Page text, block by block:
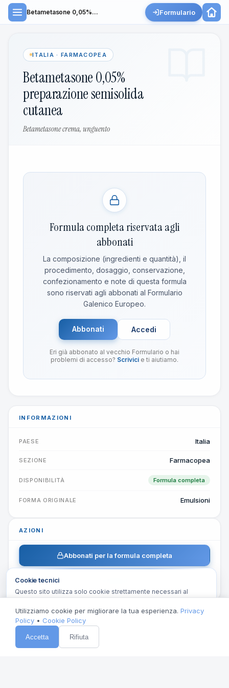
Betametasone 0,05%... Formulario
ITALIA · FARMACOPEA
Betametasone 0,05%
preparazione semisolida
cutanea
Betametasone crema, unguento
Formula completa riservata agli
abbonati
La composizione (ingredienti e quantità), il
procedimento, dosaggio, conservazione,
confezionamento e note di questa formula
sono riservati agli abbonati al Formulario
Galenico Europeo.
Abbonati Accedi
Eri già abbonato al vecchio Formulario o hai
problemi di accesso? Scrivici e ti aiutiamo.
INFORMAZIONI
PAESE Italia
SEZIONE Farmacopea
DISPONIBILITÀ Formula completa
FORMA ORIGINALE Emulsioni
AZIONI
Abbonati per la formula completa
Utilizziamo cookie per migliorare la tua esperienza. Privacy
Policy • Cookie Policy
Accetta Rifiuta
Cookie tecnici
Questo sito utilizza solo cookie strettamente necessari al
tracciamento.Cookie Policy